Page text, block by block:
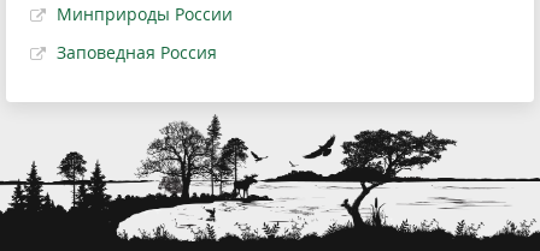
Минприроды России
Заповедная Россия